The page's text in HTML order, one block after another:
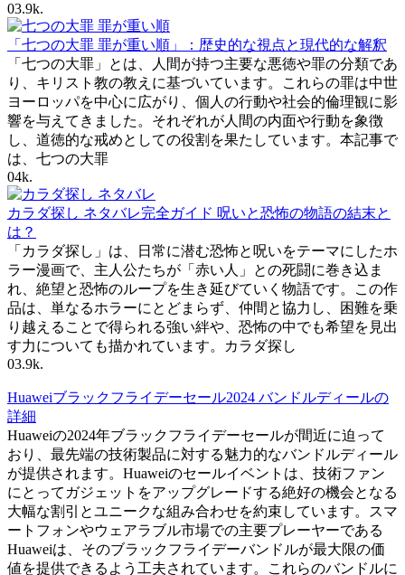
03.9k.
「七つの大罪 罪が重い順」：歴史的な視点と現代的な解釈
「七つの大罪」とは、人間が持つ主要な悪徳や罪の分類であ
り、キリスト教の教えに基づいています。これらの罪は中世
ヨーロッパを中心に広がり、個人の行動や社会的倫理観に影
響を与えてきました。それぞれが人間の内面や行動を象徴
し、道徳的な戒めとしての役割を果たしています。本記事で
は、七つの大罪
04k.
カラダ探し ネタバレ完全ガイド 呪いと恐怖の物語の結末と
は？
「カラダ探し」は、日常に潜む恐怖と呪いをテーマにしたホ
ラー漫画で、主人公たちが「赤い人」との死闘に巻き込ま
れ、絶望と恐怖のループを生き延びていく物語です。この作
品は、単なるホラーにとどまらず、仲間と協力し、困難を乗
り越えることで得られる強い絆や、恐怖の中でも希望を見出
す力についても描かれています。カラダ探し
03.9k.
Huaweiブラックフライデーセール2024 バンドルディールの
詳細
Huaweiの2024年ブラックフライデーセールが間近に迫って
おり、最先端の技術製品に対する魅力的なバンドルディール
が提供されます。Huaweiのセールイベントは、技術ファン
にとってガジェットをアップグレードする絶好の機会となる
大幅な割引とユニークな組み合わせを約束しています。スマ
ートフォンやウェアラブル市場での主要プレーヤーである
Huaweiは、そのブラックフライデーバンドルが最大限の価
値を提供できるよう工夫されています。これらのバンドルに